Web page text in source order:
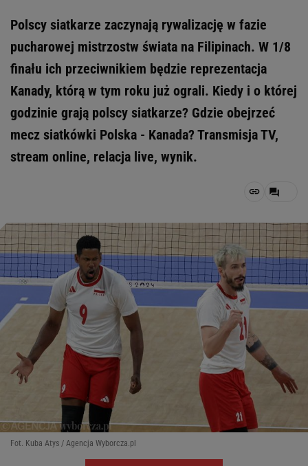
Polscy siatkarze zaczynają rywalizację w fazie
pucharowej mistrzostw świata na Filipinach. W 1/8
finału ich przeciwnikiem będzie reprezentacja
Kanady, którą w tym roku już ograli. Kiedy i o której
godzinie grają polscy siatkarze? Gdzie obejrzeć
mecz siatkówki Polska - Kanada? Transmisja TV,
stream online, relacja live, wynik.
Fot. Kuba Atys / Agencja Wyborcza.pl